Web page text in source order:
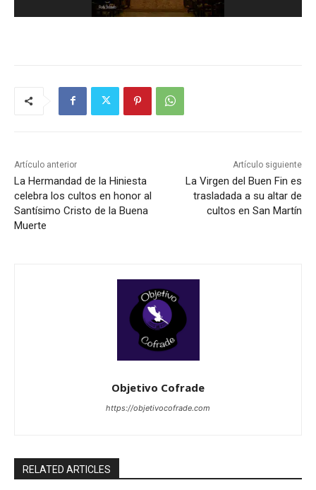
Artículo anterior
La Hermandad de la Hiniesta
celebra los cultos en honor al
Santísimo Cristo de la Buena
Muerte
Artículo siguiente
La Virgen del Buen Fin es
trasladada a su altar de
cultos en San Martín
Objetivo Cofrade
https://objetivocofrade.com
RELATED ARTICLES